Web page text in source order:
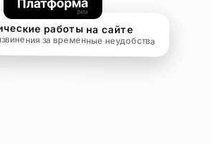
работы на сайте
за временные неудобства